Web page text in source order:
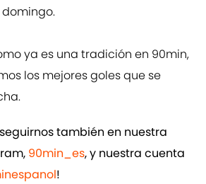
ya es una tradición en 90min,
los mejores goles que se
también en nuestra
90min_es, y nuestra cuenta
!